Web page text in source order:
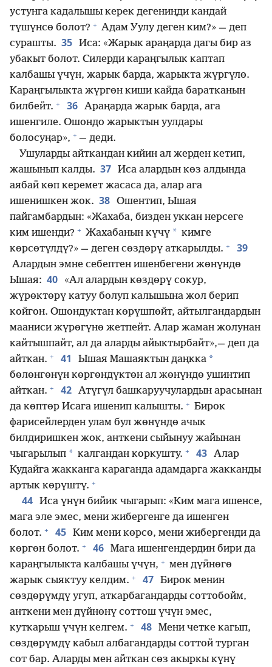
устунга кадалышы керек дегениңди кандай
түшүнсө болот? + Адам Уулу деген ким?» — деп
сурашты. 35 Иса: «Жарык араңарда дагы бир аз
убакыт болот. Силерди караңгылык каптап
калбашы үчүн, жарык барда, жарыкта жүргүлө.
Караңгылыкта жүргөн киши кайда баратканын
билбейт. + 36 Араңарда жарык барда, ага
ишенгиле. Ошондо жарыктын уулдары
болосуңар», + — деди.
Ушуларды айткандан кийин ал жерден кетип,
жашынып калды. 37 Иса алардын көз алдында
аябай көп керемет жасаса да, алар ага
ишенишкен жок. 38 Ошентип, Ышая
пайгамбардын: «Жахаба, бизден уккан нерсеге
ким ишенди? + Жахабанын күчү * кимге
көрсөтүлдү?» — деген сөздөрү аткарылды. + 39
Алардын эмне себептен ишенбегени жөнүндө
Ышая: 40
«Ал алардын көздөрү сокур,
жүрөктөрү катуу болуп калышына жол берип
койгон. Ошондуктан көрүшпөйт, айтылгандардын
мааниси жүрөгүнө жетпейт. Алар жаман жолунан
кайтышпайт, ал да аларды айыктырбайт»,— деп да
айткан. + 41 Ышая Машаяктын даңкка *
бөлөнгөнүн көргөндүктөн ал жөнүндө ушинтип
айткан. + 42 Атүгүл башкаруучулардын арасынан
да көптөр Исага ишенип калышты. + Бирок
фарисейлерден улам бул жөнүндө ачык
билдиришкен жок, анткени сыйынуу жайынан
чыгарылып * калгандан коркушту. + 43 Алар
Кудайга жакканга караганда адамдарга жакканды
артык көрүштү. +
44 Иса үнүн бийик чыгарып: «Ким мага ишенсе,
мага эле эмес, мени жибергенге да ишенген
болот. + 45 Ким мени көрсө, мени жибергенди да
көргөн болот. + 46 Мага ишенгендердин бири да
караңгылыкта калбашы үчүн, + мен дүйнөгө
жарык сыяктуу келдим. + 47 Бирок менин
сөздөрүмдү угуп, аткарбагандарды соттобойм,
анткени мен дүйнөнү соттош үчүн эмес,
куткарыш үчүн келгем. + 48 Мени четке кагып,
сөздөрүмдү кабыл албагандарды соттой турган
сот бар. Аларды мен айткан сөз акыркы күнү